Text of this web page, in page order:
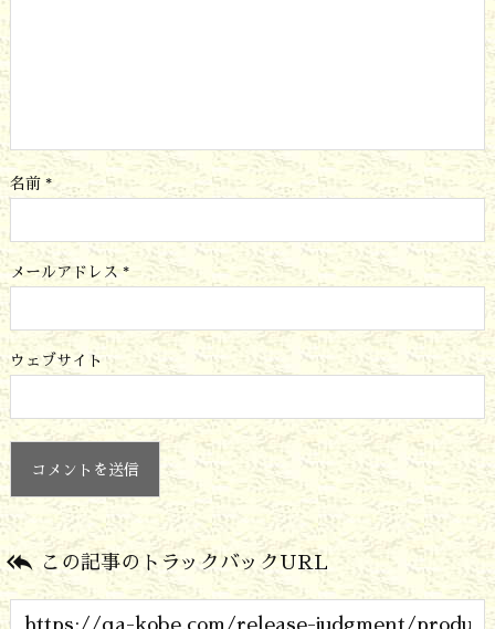
名前 *
メールアドレス*
ウェブサイト
 この記事のトラックバックURL